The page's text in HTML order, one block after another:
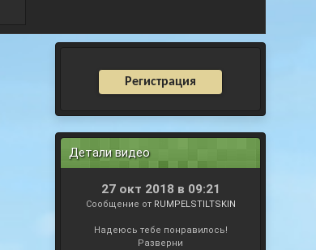
Регистрация
Детали видео
27 окт 2018 в 09:21
Сообщение от RUMPELSTILTSKIN
Надеюсь тебе понравилось!
Разверни